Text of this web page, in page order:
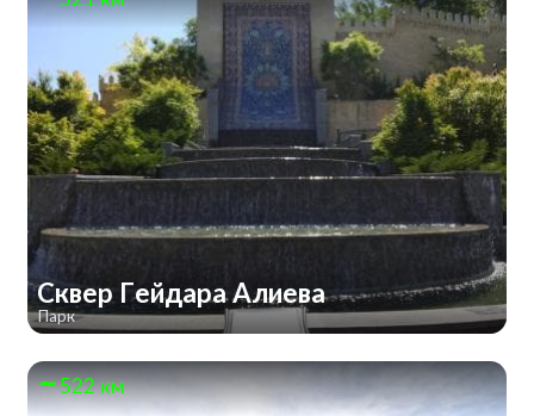
Сквер Гейдара Алиева
Парк
522 км